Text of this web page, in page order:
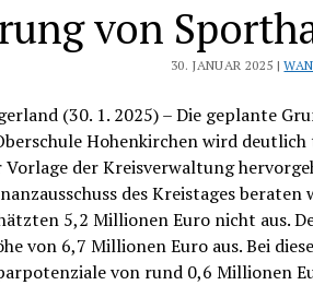
von
30. JANUAR 2025 |
(30. 1. 2025) – Die geplante
Hohenkirchen wird
Vorlage der Kreisverwaltung
des Kreistages
5,2 Millionen Euro nicht aus.
von 6,7 Millionen Euro aus. Bei
von rund 0,6 Millionen